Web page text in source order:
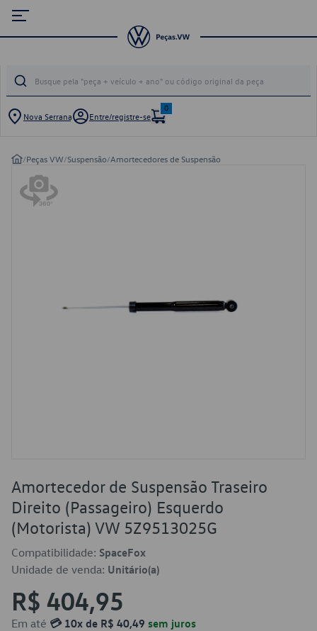
Nova Serrana Entre/registre-se
0
/Peças VW/Suspensão/Amortecedores de Suspensão
Amortecedor de Suspensão Traseiro
Direito (Passageiro) Esquerdo
(Motorista) VW 5Z9513025G
Compatibilidade: SpaceFox
Unidade de venda: Unitário(a)
R$ 404,95
Em até 💳 10x de R$ 40,49 sem juros